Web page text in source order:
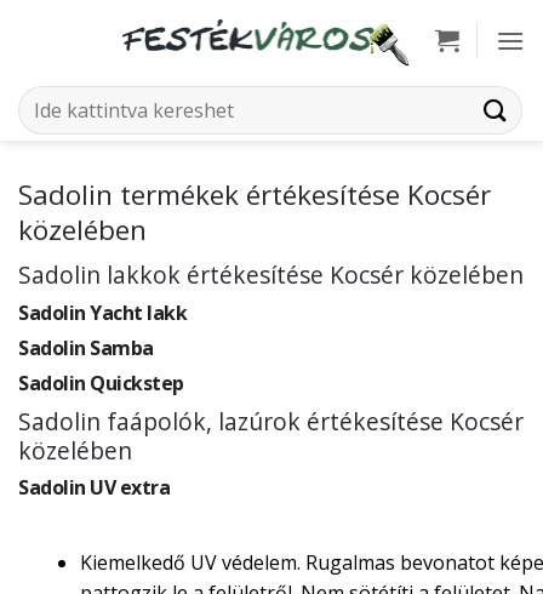
Keresés
a
Sadolin termékek értékesítése Kocsér
közelében
Sadolin lakkok értékesítése Kocsér közelében
Sadolin Yacht lakk
Sadolin Samba
Sadolin Quickstep
Sadolin faápolók, lazúrok értékesítése Kocsér
közelében
Sadolin UV extra
Kiemelkedő UV védelem. Rugalmas bevonatot